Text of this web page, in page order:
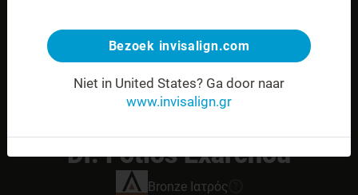
Dr. Fotios Exarchou
Bronze Ιατρός
Bezoek invisalign.com
Niet in United States? Ga door naar
www.invisalign.gr